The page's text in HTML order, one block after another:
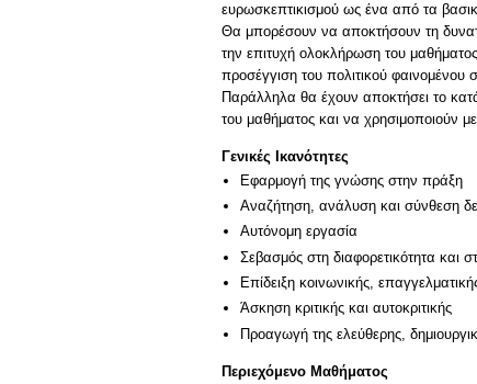
ευρωσκεπτικισμού ως ένα από τα
Θα μπορέσουν να αποκτήσουν τη
την επιτυχή ολοκλήρωση του
προσέγγιση του πολιτικού φαινομένου
Παράλληλα θα έχουν αποκτήσει το
Γενικές Ικανότητες
Εφαρμογή της γνώσης στην πράξη
Αναζήτηση, ανάλυση και σύνθεση
Αυτόνομη εργασία
Σεβασμός στη διαφορετικότητα και
Επίδειξη κοινωνικής,
Άσκηση κριτικής και αυτοκριτικής
Προαγωγή της ελεύθερης,
Περιεχόμενο Μαθήματος